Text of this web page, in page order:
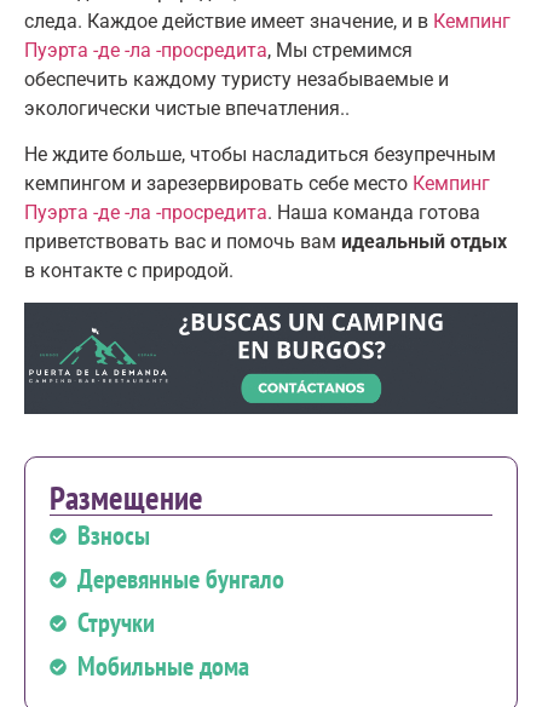
следа. Каждое действие имеет значение, и в Кемпинг
Пуэрта -де -ла -просредита, Мы стремимся
обеспечить каждому туристу незабываемые и
экологически чистые впечатления..
Не ждите больше, чтобы насладиться безупречным
кемпингом и зарезервировать себе место Кемпинг
Пуэрта -де -ла -просредита. Наша команда готова
приветствовать вас и помочь вам идеальный отдых
в контакте с природой.
Размещение
Взносы
Деревянные бунгало
Стручки
Мобильные дома